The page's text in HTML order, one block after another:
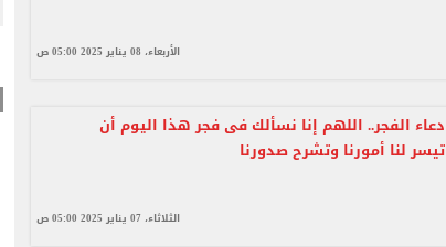
الأربعاء، 08 يناير 2025 05:00 ص
دعاء الفجر.. اللهم إنا نسألك فى فجر هذا اليوم أن
تيسر لنا أمورنا وتشرح صدورنا
الثلاثاء، 07 يناير 2025 05:00 ص